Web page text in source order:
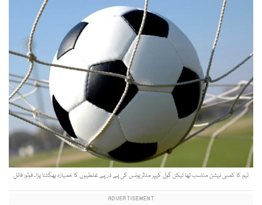
ٹیم کا کمبی نیشن مناسب تھا لیکن گول کیپر مدثر یونس کی پے درپے غلطیوں کا خمیازہ بھگتنا پڑا۔ فوٹو: فائل